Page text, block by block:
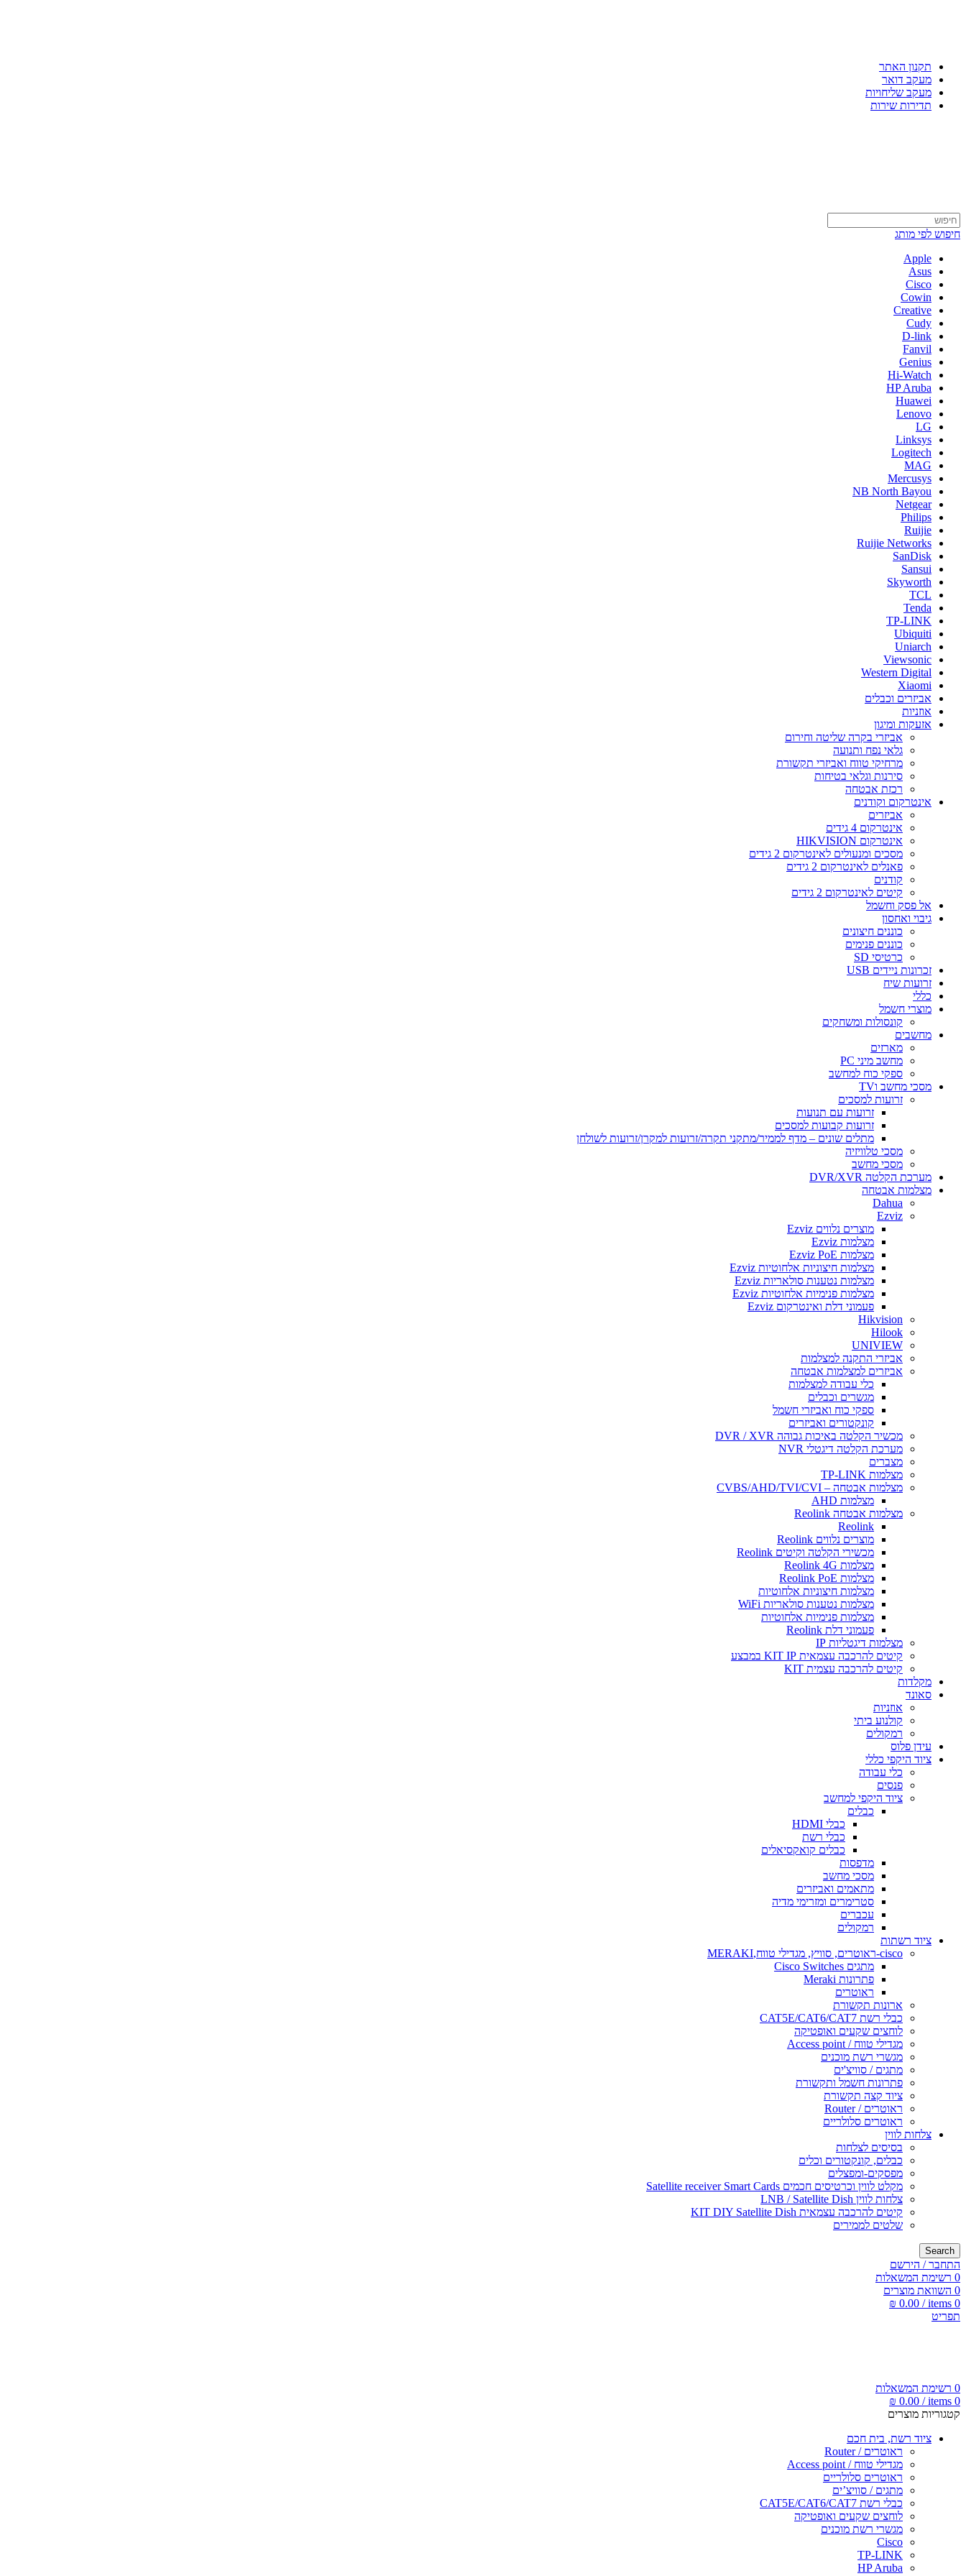
תקנון האתר
מעקב דואר
מעקב שליחויות
תדירות שירות
חיפוש לפי מותג
Apple
Asus
Cisco
Cowin
Creative
Cudy
D-link
Fanvil
Genius
Hi-Watch
HP Aruba
Huawei
Lenovo
LG
Linksys
Logitech
MAG
Mercusys
NB North Bayou
Netgear
Philips
Ruijie
Ruijie Networks
SanDisk
Sansui
Skyworth
TCL
Tenda
TP-LINK
Ubiquiti
Uniarch
Viewsonic
Western Digital
Xiaomi
אביזרים וכבלים
אוזניות
אזעקות ומיגון
אביזרי בקרה שליטה וחירום
גלאי נפח ותנועה
מרחיקי טווח ואביזרי תקשורת
סירנות וגלאי בטיחות
רכזת אבטחה
אינטרקום וקודנים
אביזרים
אינטרקום 4 גידים
אינטרקום HIKVISION
מסכים ומנעולים לאינטרקום 2 גידים
פאנלים לאינטרקום 2 גידים
קודנים
קיטים לאינטרקום 2 גידים
אל פסק וחשמל
גיבוי ואחסון
כוננים חיצונים
כוננים פנימים
כרטיסי SD
זכרונות ניידים USB
זרועות שיח
כללי
מוצרי חשמל
קונסולות ומשחקים
מחשבים
מארזים
מחשב מיני PC
ספקי כוח למחשב
מסכי מחשב וTV
זרועות למסכים
זרועות עם תנועות
זרועות קבועות למסכים
מתלים שונים – מדף לממיר/מתקני תקרה/זרועות למקרן/זרועות לשולחן
מסכי טלוויזיה
מסכי מחשב
מערכת הקלטה DVR/XVR
מצלמות אבטחה
Dahua
Ezviz
מוצרים נלווים Ezviz
מצלמות Ezviz
מצלמות Ezviz PoE
מצלמות חיצוניות אלחוטיות Ezviz
מצלמות נטענות סולאריות Ezviz
מצלמות פנימיות אלחוטיות Ezviz
פעמוני דלת ואינטרקום Ezviz
Hikvision
Hilook
UNIVIEW
אביזרי התקנה למצלמות
אביזרים למצלמות אבטחה
כלי עבודה למצלמות
מגשרים וכבלים
ספקי כוח ואביזרי חשמל
קונקטורים ואביזרים
מכשיר הקלטה באיכות גבוהה DVR / XVR
מערכת הקלטה דיגטלי NVR
מצברים
מצלמות TP-LINK
מצלמות אבטחה – CVBS/AHD/TVI/CVI
מצלמות AHD
מצלמות אבטחה Reolink
Reolink
מוצרים נלווים Reolink
מכשירי הקלטה וקיטים Reolink
מצלמות Reolink 4G
מצלמות Reolink PoE
מצלמות חיצוניות אלחוטיות
מצלמות נטענות סולאריות WiFi
מצלמות פנימיות אלחוטיות
פעמוני דלת Reolink
מצלמות דיגטליות IP
קיטים להרכבה עצמאית KIT IP במבצע
קיטים להרכבה עצמית KIT
מקלדות
סאונד
אוזניות
קולנוע ביתי
רמקולים
עידן פלוס
ציוד היקפי כללי
כלי עבודה
פנסים
ציוד היקפי למחשב
כבלים
כבלי HDMI
כבלי רשת
כבלים קואקסיאלים
מדפסות
מסכי מחשב
מתאמים ואביזרים
סטרימרים ומזרימי מדיה
עכברים
רמקולים
ציוד רשתות
cisco-ראוטרים, סוויץ, מגדילי טווח,MERAKI
מתגים Cisco Switches
פתרונות Meraki
ראוטרים
ארונות תקשורת
כבלי רשת CAT5E/CAT6/CAT7
לוחצים שקעים ואופטיקה
מגדילי טווח / Access point
מגשרי רשת מוכנים
מתגים / סוויצ'ים
פתרונות חשמל ותקשורת
ציוד קצה תקשורת
ראוטרים / Router
ראוטרים סלולריים
צלחות לווין
בסיסים לצלחות
כבלים, קונקטורים וכלים
מפסקים-ומפצלים
מקלט לווין וכרטיסים חכמים Satellite receiver Smart Cards
צלחות לווין LNB / Satellite Dish
קיטים להרכבה עצמאית KIT DIY Satellite Dish
שלטים לממירים
Search
התחבר / הירשם
0 רשימת המשאלות
0 השוואת מוצרים
0
items
/
₪ 0.00
תפריט
0 רשימת המשאלות
0
items
/
₪ 0.00
קטגוריות מוצרים
ציוד רשת, בית חכם
ראוטרים / Router
מגדילי טווח / Access point
ראוטרים סלולריים
מתגים / סוויצ’ים
כבלי רשת CAT5E/CAT6/CAT7
לוחצים שקעים ואופטיקה
מגשרי רשת מוכנים
Cisco
TP-LINK
HP Aruba